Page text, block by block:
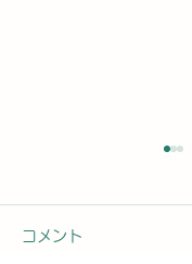
コメント